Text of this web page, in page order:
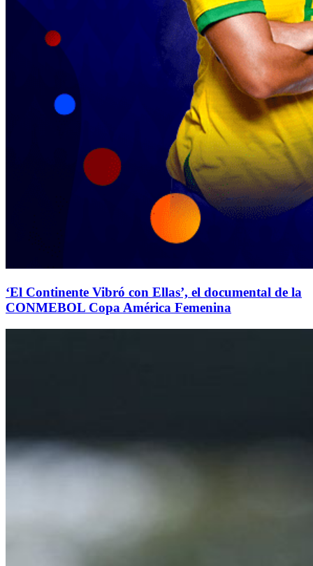
‘El Continente Vibró con Ellas’, el documental de la
CONMEBOL Copa América Femenina